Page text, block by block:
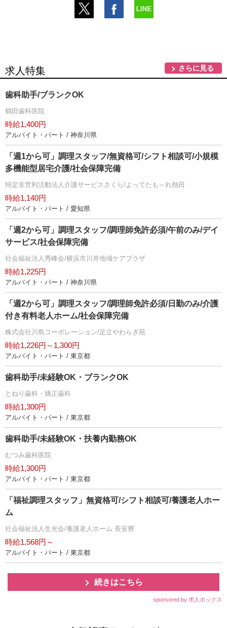
求人特集 さらに見る
歯科助手/ブランクOK
鶴田歯科医院
時給1,400円
アルバイト・パート / 神奈川県
「週1から可」調理スタッフ/無資格可/シフト相談可/小規模
多機能型居宅介護/社会保障完備
特定非営利活動法人介護サービスさくら/よってたも～れ熱田
時給1,140円
アルバイト・パート / 愛知県
「週2から可」調理スタッフ/調理師免許必須/午前のみ/デイ
サービス/社会保障完備
社会福祉法人秀峰会/横浜市川井地域ケアプラザ
時給1,225円
アルバイト・パート / 神奈川県
「週2から可」調理スタッフ/調理師免許必須/日勤のみ/介護
付き有料老人ホーム/社会保障完備
株式会社川島コーポレーション/足立やわらぎ苑
時給1,226円～1,300円
アルバイト・パート / 東京都
歯科助手/未経験OK・ブランクOK
とねり歯科・矯正歯科
時給1,300円
アルバイト・パート / 東京都
歯科助手/未経験OK・扶養内勤務OK
むつみ歯科医院
時給1,300円
アルバイト・パート / 東京都
「福祉調理スタッフ」無資格可/シフト相談可/養護老人ホー
ム
社会福祉法人生光会/養護老人ホーム 長安寮
時給1,568円～
アルバイト・パート / 東京都
続きはこちら
sponsored by 求人ボックス